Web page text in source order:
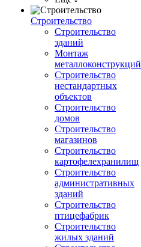
Строительство
Строительство
зданий
Монтаж
металлоконструкций
Строительство
нестандартных
объектов
Строительство
домов
Строительство
магазинов
Строительство
картофелехранилищ
Строительство
административных
зданий
Строительство
птицефабрик
Строительство
жилых зданий